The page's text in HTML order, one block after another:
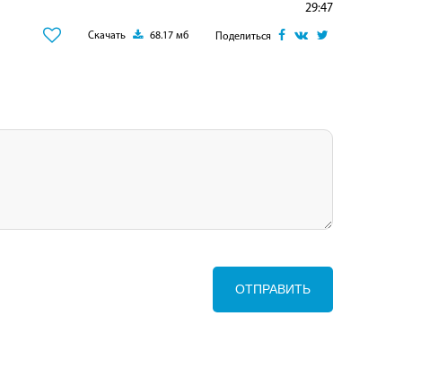
29:47
Скачать 68.17 мб Поделиться
ОТПРАВИТЬ